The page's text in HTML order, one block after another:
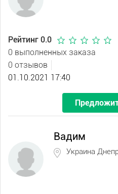
Рейтинг 0.0
0 выполненных заказа
0 отзывов
01.10.2021 17:40
Вадим
Украина